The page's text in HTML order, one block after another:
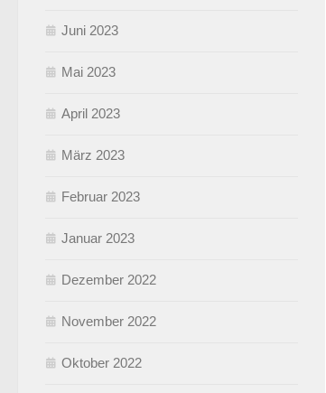
Juni 2023
Mai 2023
April 2023
März 2023
Februar 2023
Januar 2023
Dezember 2022
November 2022
Oktober 2022